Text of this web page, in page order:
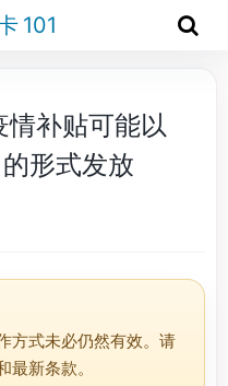
101
情补贴可能以
形式发放
方式未必仍然有效。请
新条款。